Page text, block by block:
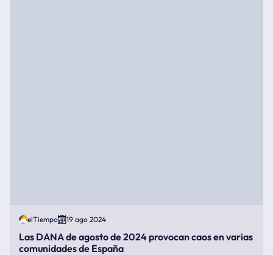
elTiempo 19 ago 2024
Las DANA de agosto de 2024 provocan caos en varias
comunidades de España